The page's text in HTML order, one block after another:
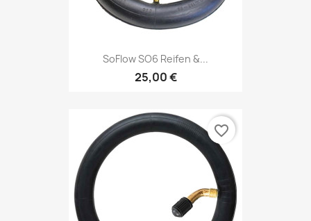
SoFlow SO6 Reifen &...
25,00 €
favorite_border